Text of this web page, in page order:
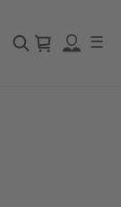
☰